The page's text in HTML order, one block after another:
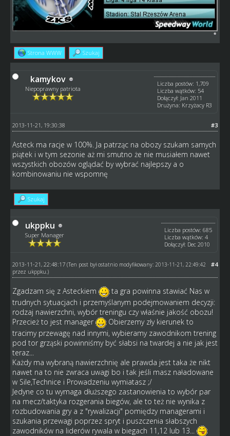
Strona WWW Szukaj
kamykov
Niepoprawny patriota
Liczba postów: 1,709
Liczba wątków: 54
Dołączył: Jan 2011
Drużyna: Krzyżacy R3
#3
2013-11-21, 19:30:38
Asteck ma racje w 100%. Ja patrząc na obozy szukam samych
piątek i w tym sezonie aż mi smutno że nie musiałem nawet
wszystkich obozów oglądać by wybrać najlepszy a o
kombinowaniu nie wspomnę
Szukaj
ukppku
Super Manager
Liczba postów: 685
Liczba wątków: 4
Dołączył: Dec 2010
#4
2013-11-21, 22:48:17 (Ten post był ostatnio modyfikowany: 2013-11-21, 22:49:42
przez ukppku.)
Zgadzam się z Asteckiem
ta gra powinna stawiać Nas w
trudnych sytuacjach i przemyślanym podejmowaniem decyzji:
rodzaj nawierzchni, wybór treningu czy właśnie jakość obozu!
Przecież to jest manager
Obierzemy zły kierunek to
tracimy przewagę nad innymi, wybieramy zawodnikom trening
pod tor grząski powinniśmy być słabsi na twardej a nie jak jest
teraz...
Każdy ma wybraną nawierzchnię ale prawda jest taka że nikt
nawet na to nie zwraca uwagi bo i tak jeśli masz naładowane
w Sile,Technice i Prowadzeniu wymiatasz ;/
Jedyne co tu wymaga dłuższego zastanowienia to wybór par
na mecz/taktyka rozgerania biegów, ale to też nie wynika z
rozbudowania gry a z "rywalizacji" pomiędzy managerami i
szukania przewagi poprzez spryt i puszczenia słabszych
zawodników na liderów rywala w biegach 11,12 lub 13...